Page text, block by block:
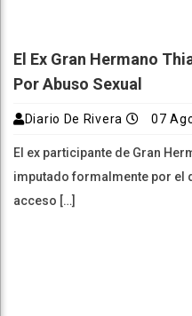
El Ex Gran Hermano
Por Abuso Sexual
Diario De Rivera 07
El ex participante de Gran
imputado formalmente por el
acceso […]